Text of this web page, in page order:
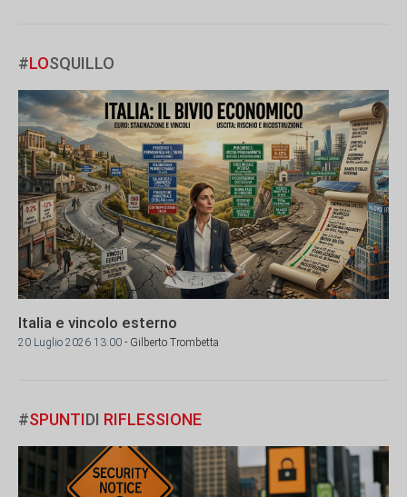
#LOSQUILLO
Italia e vincolo esterno
20 Luglio 2026 13:00 - Gilberto Trombetta
#SPUNTIDI RIFLESSIONE